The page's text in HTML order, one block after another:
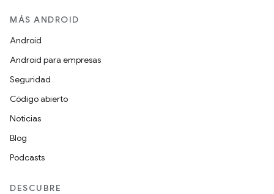
MÁS ANDROID
Android
Android para empresas
Seguridad
Código abierto
Noticias
Blog
Podcasts
DESCUBRE